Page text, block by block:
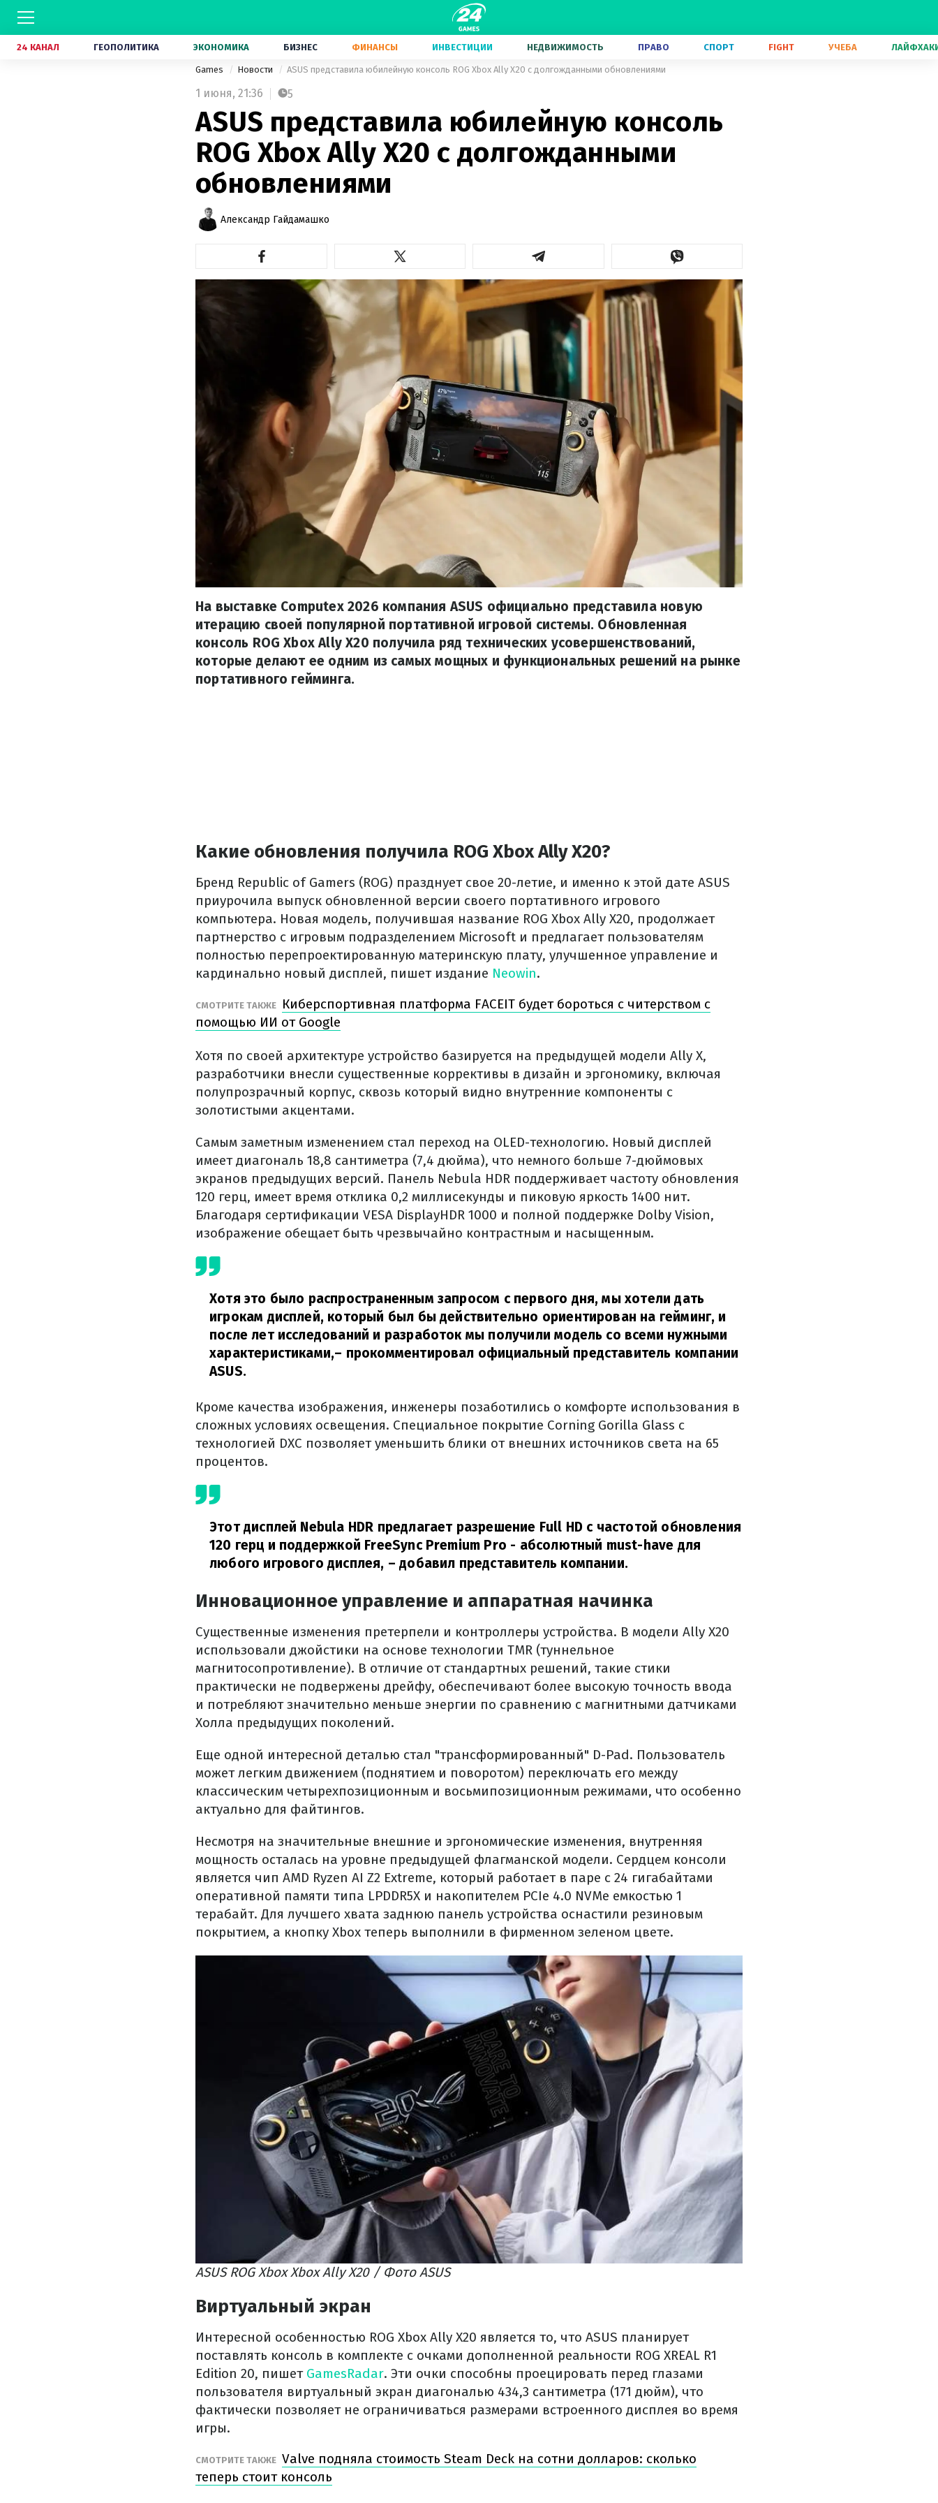
24 КАНАЛ ГЕОПОЛИТИКА ЭКОНОМИКА БИЗНЕС ФИНАНСЫ ИНВЕСТИЦИИ НЕДВИЖИМОСТЬ ПРАВО СПОРТ FIGHT УЧЕБА
Games Новости ASUS представила юбилейную консоль ROG Xbox Ally X20 с долгожданными обновлениями
1 июня, 21:36 5
ASUS представила юбилейную консоль
ROG Xbox Ally X20 с долгожданными
обновлениями
Александр Гайдамашко
На выставке Computex 2026 компания ASUS официально представила новую
итерацию своей популярной портативной игровой системы. Обновленная
консоль ROG Xbox Ally X20 получила ряд технических усовершенствований,
которые делают ее одним из самых мощных и функциональных решений на рынке
портативного гейминга.
Какие обновления получила ROG Xbox Ally X20?
Бренд Republic of Gamers (ROG) празднует свое 20-летие, и именно к этой дате ASUS
приурочила выпуск обновленной версии своего портативного игрового
компьютера. Новая модель, получившая название ROG Xbox Ally X20, продолжает
партнерство с игровым подразделением Microsoft и предлагает пользователям
полностью перепроектированную материнскую плату, улучшенное управление и
кардинально новый дисплей, пишет издание Neowin.
СМОТРИТЕ ТАКЖЕ
Киберспортивная платформа FACEIT будет бороться с читерством с
помощью ИИ от Google
Хотя по своей архитектуре устройство базируется на предыдущей модели Ally X,
разработчики внесли существенные коррективы в дизайн и эргономику, включая
полупрозрачный корпус, сквозь который видно внутренние компоненты с
золотистыми акцентами.
Самым заметным изменением стал переход на OLED-технологию. Новый дисплей
имеет диагональ 18,8 сантиметра (7,4 дюйма), что немного больше 7-дюймовых
экранов предыдущих версий. Панель Nebula HDR поддерживает частоту обновления
120 герц, имеет время отклика 0,2 миллисекунды и пиковую яркость 1400 нит.
Благодаря сертификации VESA DisplayHDR 1000 и полной поддержке Dolby Vision,
изображение обещает быть чрезвычайно контрастным и насыщенным.
Хотя это было распространенным запросом с первого дня, мы хотели дать
игрокам дисплей, который был бы действительно ориентирован на гейминг, и
после лет исследований и разработок мы получили модель со всеми нужными
характеристиками,– прокомментировал официальный представитель компании
ASUS.
Кроме качества изображения, инженеры позаботились о комфорте использования в
сложных условиях освещения. Специальное покрытие Corning Gorilla Glass с
технологией DXC позволяет уменьшить блики от внешних источников света на 65
процентов.
Этот дисплей Nebula HDR предлагает разрешение Full HD с частотой обновления
120 герц и поддержкой FreeSync Premium Pro - абсолютный must-have для
любого игрового дисплея, – добавил представитель компании.
Инновационное управление и аппаратная начинка
Существенные изменения претерпели и контроллеры устройства. В модели Ally X20
использовали джойстики на основе технологии TMR (туннельное
магнитосопротивление). В отличие от стандартных решений, такие стики
практически не подвержены дрейфу, обеспечивают более высокую точность ввода
и потребляют значительно меньше энергии по сравнению с магнитными датчиками
Холла предыдущих поколений.
Еще одной интересной деталью стал "трансформированный" D-Pad. Пользователь
может легким движением (поднятием и поворотом) переключать его между
классическим четырехпозиционным и восьмипозиционным режимами, что особенно
актуально для файтингов.
Несмотря на значительные внешние и эргономические изменения, внутренняя
мощность осталась на уровне предыдущей флагманской модели. Сердцем консоли
является чип AMD Ryzen AI Z2 Extreme, который работает в паре с 24 гигабайтами
оперативной памяти типа LPDDR5X и накопителем PCIe 4.0 NVMe емкостью 1
терабайт. Для лучшего хвата заднюю панель устройства оснастили резиновым
покрытием, а кнопку Xbox теперь выполнили в фирменном зеленом цвете.
ASUS ROG Xbox Xbox Ally X20 / Фото ASUS
Виртуальный экран
Интересной особенностью ROG Xbox Ally X20 является то, что ASUS планирует
поставлять консоль в комплекте с очками дополненной реальности ROG XREAL R1
Edition 20, пишет GamesRadar. Эти очки способны проецировать перед глазами
пользователя виртуальный экран диагональю 434,3 сантиметра (171 дюйм), что
фактически позволяет не ограничиваться размерами встроенного дисплея во время
игры.
СМОТРИТЕ ТАКЖЕ Valve подняла стоимость Steam Deck на сотни долларов: сколько
теперь стоит консоль